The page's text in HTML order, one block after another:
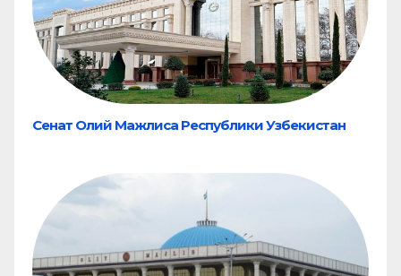
Сенат Олий Мажлиса Республики Узбекистан